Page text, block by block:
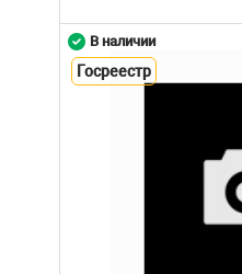
В наличии
Госреестр